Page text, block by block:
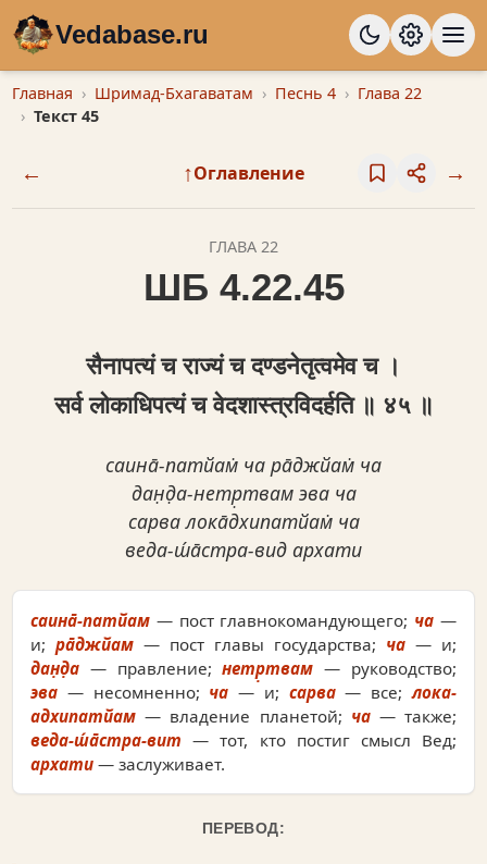
Vedabase.ru
Главная Шримад-Бхагаватам Песнь 4
Глава 22
Текст 45
← ↑Оглавление →
ГЛАВА 22
ШБ 4.22.45
सैनापत्यं च राज्यं च दण्डनेतृत्वमेव च ।
सर्व लोकाधिपत्यं च वेदशास्त्रविदर्हति ॥ ४५ ॥
саина̄-патйам̇ ча ра̄джйам̇ ча
дан̣д̣а-нетр̣твам эва ча
сарва лока̄дхипатйам̇ ча
веда-ш́а̄стра-вид архати
саина̄-патйам — пост главнокомандующего; ча —
и;ра̄джйам — пост главы государства; ча— и;
дан̣д̣а — правление;нетр̣твам — руководство;
эва — несомненно; ча — и; сарва— все;лока-
адхипатйам — владение планетой; ча— также;
веда-ш́а̄стра-вит — тот, кто постиг смысл Вед;
архати — заслуживает.
ПЕРЕВОД: